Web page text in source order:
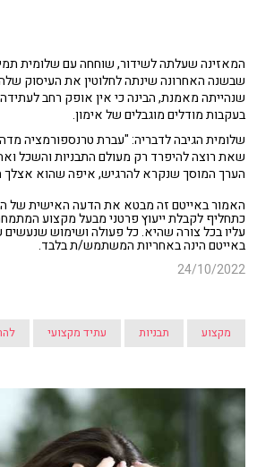
שבשנה האחרונה שינתה לחלוטין את העיסוק
שנהייתה מאמנת, הבינה כי אין אופק רחב
בעקבות מודלים מוגבלים של אימון.
שלומית הגיבה לדבריה: "עברת טרנספורמציה
שאת רוצה להיפרד רק מעולם התבניות והשכל
הערך המוסך שנקרא להרגיש, איפה שהוא אצלך
האמור באייטם זה מבטא את הדעה האישית של
כתחליף לקבלת ייעוץ פרטני מבעל מקצוע
עליו בכל צורה שהיא. כל פעולה ושימוש שנעשים
באייטם הינה באחריות המשתמש/ת בלבד.
24/10/2022
מקצוע תבניות עתיד מקצועי